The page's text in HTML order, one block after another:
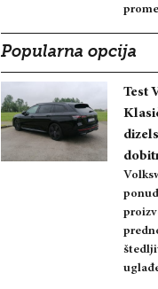
Popularna opcija
Test